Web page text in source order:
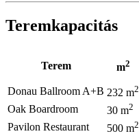
Teremkapacitás
Terem m2
Donau Ballroom A+B 232 m2
Oak Boardroom
30 m2
Pavilon Restaurant
500 m2